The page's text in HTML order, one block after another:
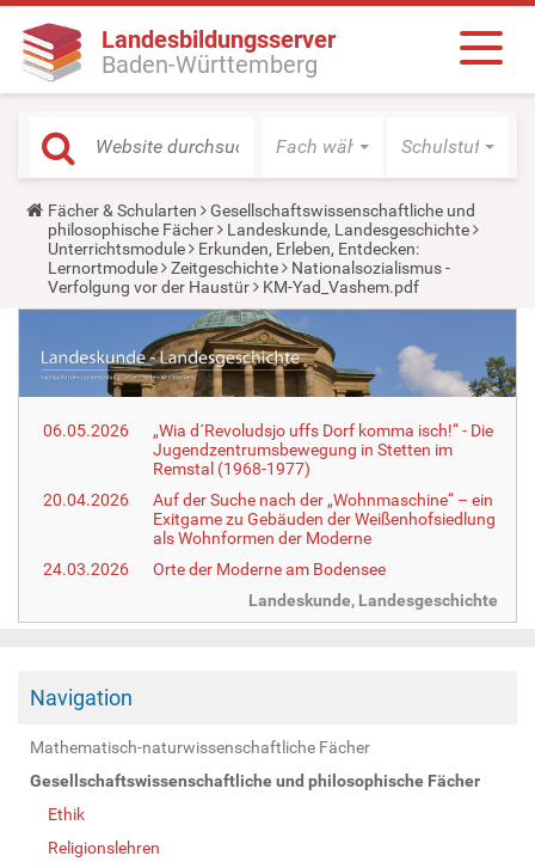
Landesbildungsserver
Baden-Württemberg
Fach wählen Schulstufe
Y
o
u
a
r
e
r
e
:
Fächer & Schularten
Gesellschaftswissenschaftliche und
philosophische Fächer
Landeskunde, Landesgeschichte
Unterrichtsmodule
Erkunden, Erleben, Entdecken:
Lernortmodule
Zeitgeschichte
Nationalsozialismus -
Verfolgung vor der Haustür
KM-Yad_Vashem.pdf
06.05.2026
„Wia d´Revoludsjo uffs Dorf komma isch!“ - Die
Jugendzentrumsbewegung in Stetten im
Remstal (1968-1977)
20.04.2026
Auf der Suche nach der „Wohnmaschine“ – ein
Exitgame zu Gebäuden der Weißenhofsiedlung
als Wohnformen der Moderne
24.03.2026
Orte der Moderne am Bodensee
Landeskunde, Landesgeschichte
Navigation
Mathematisch-naturwissenschaftliche Fächer
Gesellschaftswissenschaftliche und philosophische Fächer
Ethik
Religionslehren